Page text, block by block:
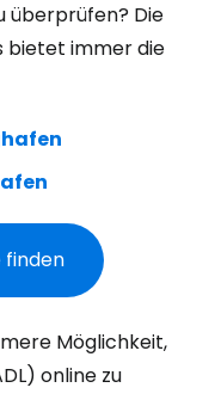
überprüfen? Die
bietet immer die
finden
Möglichkeit,
online zu